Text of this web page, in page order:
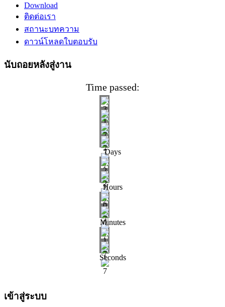
Download
ติดต่อเรา
สถานะบทความ
ดาวน์โหลดใบตอบรับ
นับถอยหลังสู่งาน
Time passed:
Days
Hours
Minutes
Seconds
เข้าสู่ระบบ